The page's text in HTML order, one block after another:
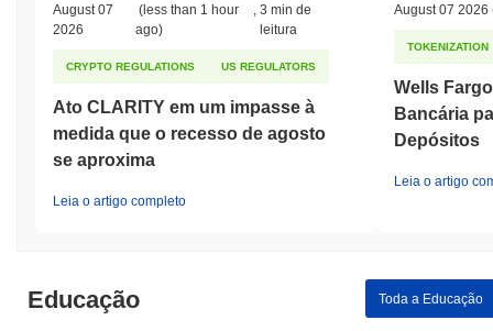
August 07
2026
(less than 1 hour
ago)
,3 min de
leitura
CRYPTO REGULATIONS US REGULATORS
Ato CLARITY em um impasse à
medida que o recesso de agosto
se aproxima
Leia o artigo completo
August 07 2026
TOKENIZATION
Wells
Bancária
Depósitos
Leia o artigo
Educação Toda a Educação